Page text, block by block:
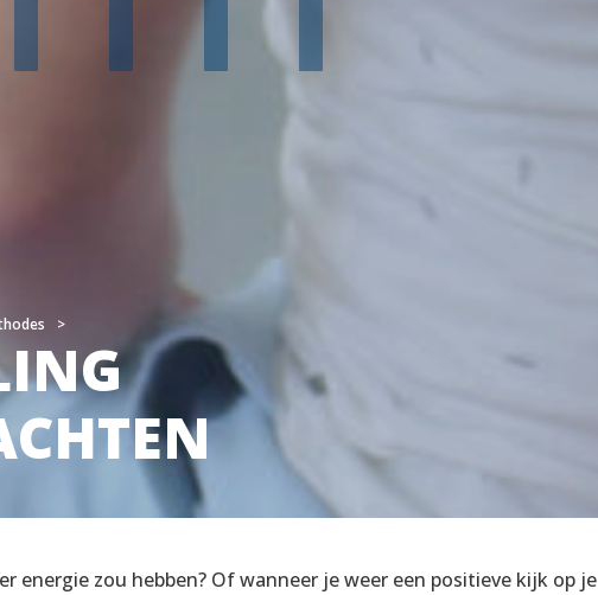
energie zou hebben? Of wanneer je weer een positieve kijk op je